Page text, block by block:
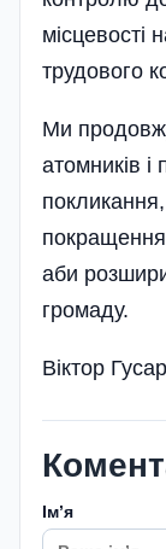
місцевості
трудового
Ми
атомників
покращення
аби
громаду.
Віктор
Імʼя